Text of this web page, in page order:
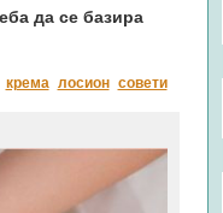
да се базира
крема лосион совети